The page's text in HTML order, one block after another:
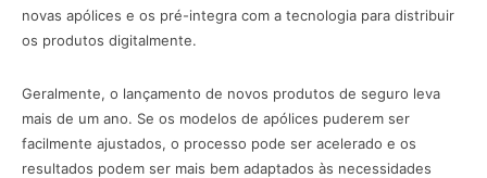
novas apólices e os pré-integra com a tecnologia para distribuir
os produtos digitalmente.
Geralmente, o lançamento de novos produtos de seguro leva
mais de um ano. Se os modelos de apólices puderem ser
facilmente ajustados, o processo pode ser acelerado e os
resultados podem ser mais bem adaptados às necessidades